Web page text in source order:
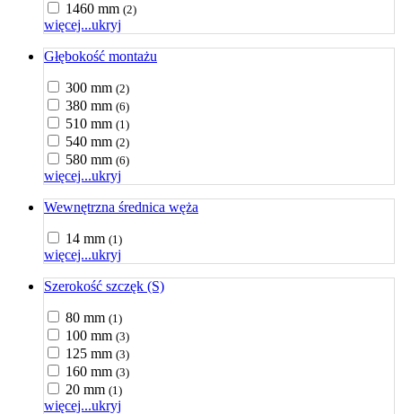
1460 mm (2)
więcej...ukryj
Głębokość montażu
300 mm (2)
380 mm (6)
510 mm (1)
540 mm (2)
580 mm (6)
więcej...ukryj
Wewnętrzna średnica węża
14 mm (1)
więcej...ukryj
Szerokość szczęk (S)
80 mm (1)
100 mm (3)
125 mm (3)
160 mm (3)
20 mm (1)
więcej...ukryj